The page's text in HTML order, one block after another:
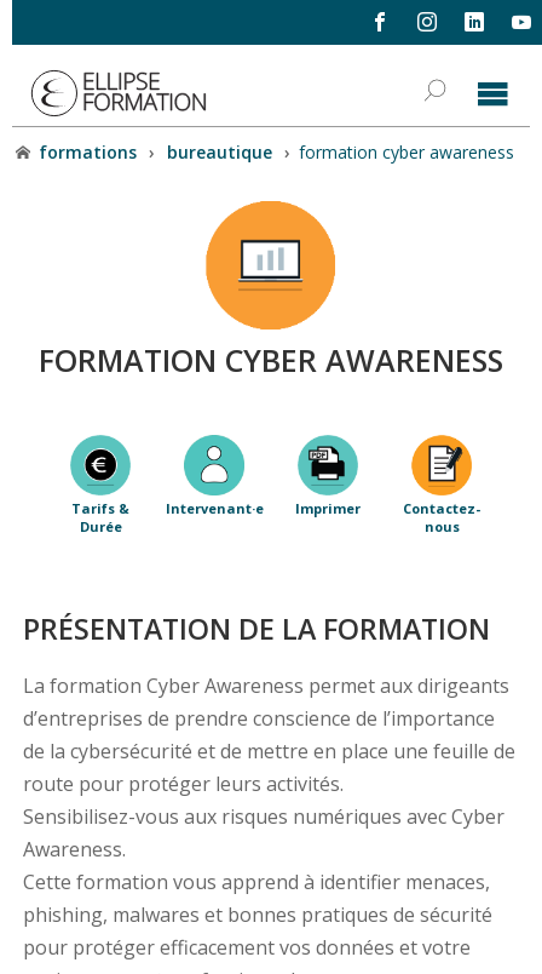
formations › bureautique › formation cyber awareness
FORMATION CYBER AWARENESS
Tarifs &
Durée
Intervenant·e Imprimer
Contactez-
nous
PRÉSENTATION DE LA FORMATION
La formation Cyber Awareness permet aux dirigeants
d’entreprises de prendre conscience de l’importance
de la cybersécurité et de mettre en place une feuille de
route pour protéger leurs activités.
Sensibilisez-vous aux risques numériques avec Cyber
Awareness.
Cette formation vous apprend à identifier menaces,
phishing, malwares et bonnes pratiques de sécurité
pour protéger efficacement vos données et votre